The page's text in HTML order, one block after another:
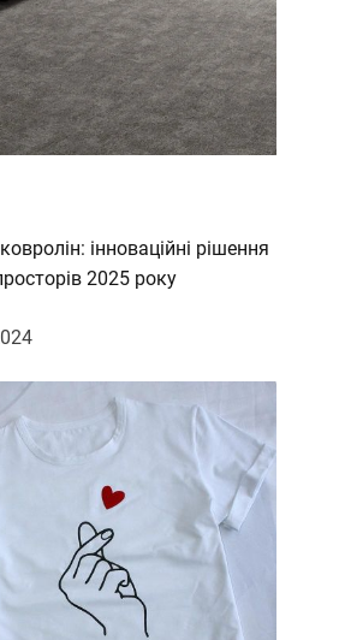
інноваційні рішення
2025 року